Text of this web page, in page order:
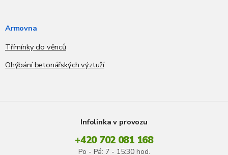
Armovna
Třímínky do věnců
Ohýbání betonářských výztuží
Infolinka v provozu
+420 702 081 168
Po - Pá: 7 - 15:30 hod.